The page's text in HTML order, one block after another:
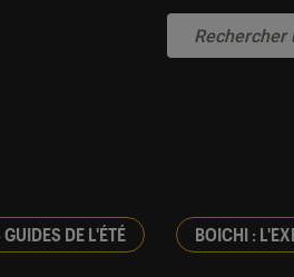
DE L'ÉTÉ BOICHI :